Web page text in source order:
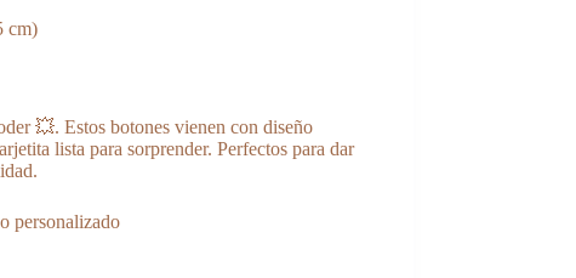
cm)
💥. Estos botones vienen con diseño
lista para sorprender. Perfectos para dar
personalizado